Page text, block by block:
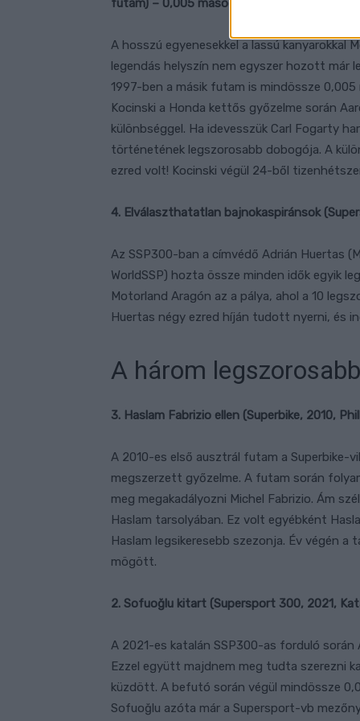
futam) – 0,005 másodperc
A hosszú egyenesekkel a lassú kanyarokkal
legendás helyszín nem egyszer hozott már
1997-ben a másik futam is mindössze
Kocinski a Honda kettős győzelme során
különbséggel. Ha idevesszük Carl Fogarty
történetének legszorosabb dobogója. A
ezred volt! Kocinski végül 24-ből
4. Elválaszthatatlan bajnokaspiránsok
Az SSP300-ban a címvédő Adrián Huertas
WorldSSP) hozta össze minden idők egyik
Motorland Aragón az a pálya, ahol a 10
Huertas négy ezred híján tudott nyerni, és
A három
3. Haslam Fabrizio ellen (Superbike, 2010,
A 2010-es első ausztrál futam a Superbike-
megszerzett győzelme. A futam során
meg megakadályozni Michel Fabrizio. Ám
Haslam tarsolyában. Ez volt egyébként
Haslam legsikeresebb szezonja. Év végén a
mögött.
2. Sofuoğlu kitart (Supersport 300, 2021,
A 2021-es katalán SSP300-as forduló
Ezzel együtt majdnem meg tudta szerezni
küzdött. A befutó során végül mindössze
Sofuoğlu azóta már a Supersport-vb